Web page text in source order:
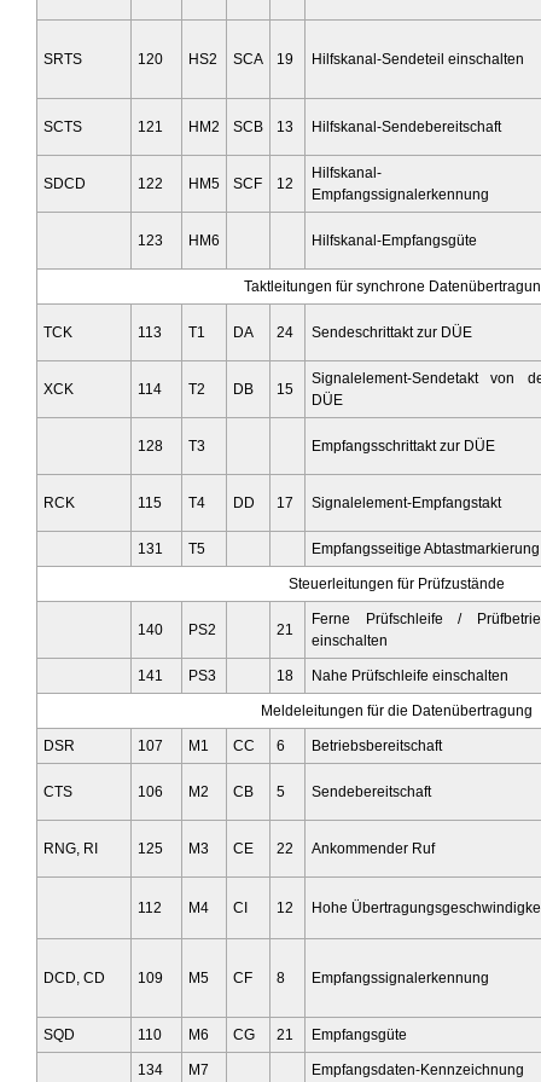
SRTS 120 HS2 SCA 19 Hilfskanal-Sendeteil einschalten
SCTS 121 HM2 SCB 13 Hilfskanal-Sendebereitschaft
SDCD 122 HM5 SCF 12
Hilfskanal-
Empfangssignalerkennung
123 HM6 Hilfskanal-Empfangsgüte
Taktleitungen für synchrone
TCK 113 T1 DA 24 Sendeschrittakt zur DÜE
XCK 114 T2 DB 15
Signalelement-Sendetakt von
DÜE
128 T3 Empfangsschrittakt zur DÜE
RCK 115 T4 DD 17 Signalelement-Empfangstakt
131 T5 Empfangsseitige Abtastmarkierung
Steuerleitungen für Prüfzustände
140 PS2 21
Ferne Prüfschleife /
einschalten
141 PS3 18 Nahe Prüfschleife einschalten
Meldeleitungen für die Datenübertragung
DSR 107 M1 CC 6 Betriebsbereitschaft
CTS 106 M2 CB 5 Sendebereitschaft
RNG, RI 125 M3 CE 22 Ankommender Ruf
112 M4 CI 12 Hohe
DCD, CD 109 M5 CF 8 Empfangssignalerkennung
SQD 110 M6 CG 21 Empfangsgüte
134 M7 Empfangsdaten-Kennzeichnung